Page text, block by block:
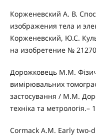
Корженевский А. В.
изображения тела и
Корженевский, Ю.С.
на изобретение №
Дорожковець М.М.
вимірювальних
застосування / М.М.
техніка та
Cormack A.M. Early